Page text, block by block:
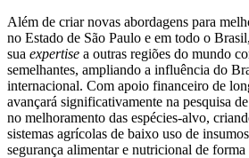
Além de criar novas abordagens para
no Estado de São Paulo e em todo o
sua expertise a outras regiões do mundo
semelhantes, ampliando a influência do
internacional. Com apoio financeiro de
avançará significativamente na pesquisa
no melhoramento das espécies-alvo,
sistemas agrícolas de baixo uso de
segurança alimentar e nutricional de forma